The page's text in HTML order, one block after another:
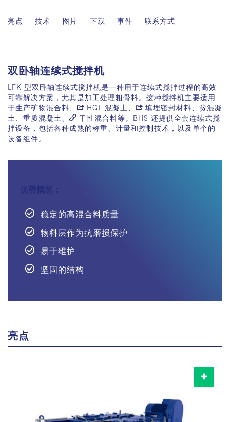
亮点 技术 图片 下载 事件 联系方式
双卧轴连续式搅拌机
LFK 型双卧轴连续式搅拌机是一种用于连续式搅拌过程的高效
可靠解决方案，尤其是加工处理粗骨料。这种搅拌机主要适用
于生产矿物混合料、
HGT 混凝土 填埋密封材料 、贫混凝
土、重质混凝土、
干性混合料等。BHS 还提供全套连续式搅
拌设备，包括各种成熟的称重、计量和控制技术，以及单个的
设备组件。
稳定的高混合料质量
物料层作为抗磨损保护
易于维护
坚固的结构
亮点